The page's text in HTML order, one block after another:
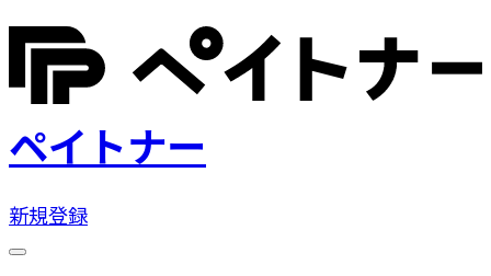
ペイトナー
新規登録